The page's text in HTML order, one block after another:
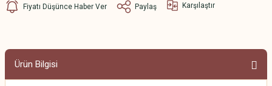
Fiyatı Düşünce Haber Ver Paylaş Karşılaştır
Ürün Bilgisi